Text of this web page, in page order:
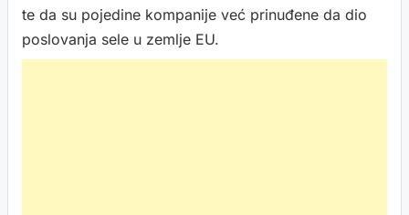
te da su pojedine kompanije već prinuđene da dio
poslovanja sele u zemlje EU.